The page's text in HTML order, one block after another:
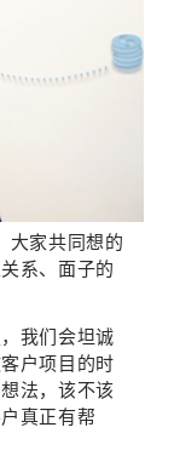
大家共同想的
系、面子的
我们会坦诚
户项目的时
法，该不该
真正有帮